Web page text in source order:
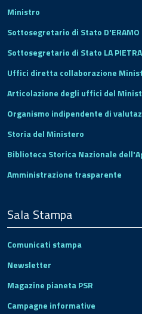
Ministro
Sottosegretario di Stato D'ERAMO
Sottosegretario di Stato LA PIETRA
Uffici diretta collaborazione
Articolazione degli uffici del
Organismo indipendente di
Storia del Ministero
Biblioteca Storica Nazionale
Amministrazione trasparente
Sala Stampa
Comunicati stampa
Newsletter
Magazine pianeta PSR
Campagne informative